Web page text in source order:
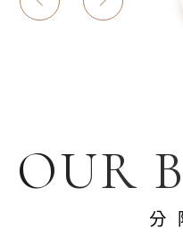
OUR
分